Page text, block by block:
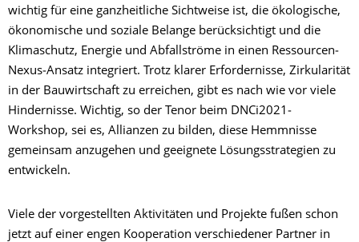
wichtig für eine ganzheitliche Sichtweise ist, die ökologische,
ökonomische und soziale Belange berücksichtigt und die
Klimaschutz, Energie und Abfallströme in einen Ressourcen‐
Nexus‐Ansatz integriert. Trotz klarer Erfordernisse, Zirkularität
in der Bauwirtschaft zu erreichen, gibt es nach wie vor viele
Hindernisse. Wichtig, so der Tenor beim DNCi2021‐
Workshop, sei es, Allianzen zu bilden, diese Hemmnisse
gemeinsam anzugehen und geeignete Lösungsstrategien zu
entwickeln.
Viele der vorgestellten Aktivitäten und Projekte fußen schon
jetzt auf einer engen Kooperation verschiedener Partner in